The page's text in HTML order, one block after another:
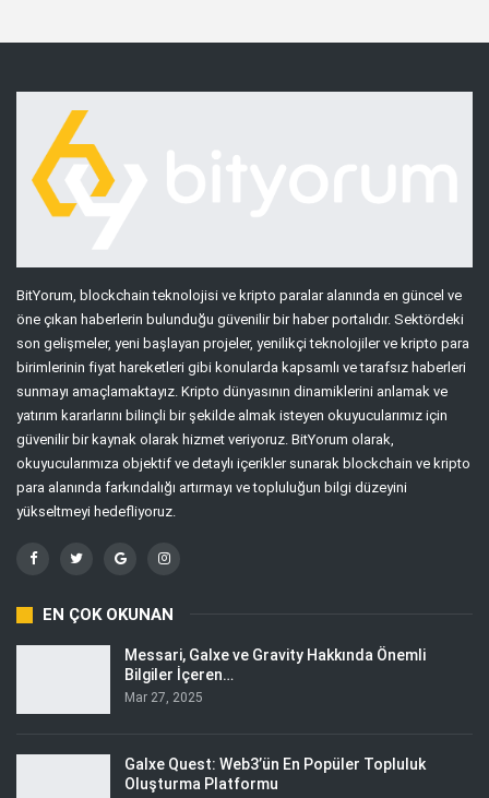
BitYorum, blockchain teknolojisi ve kripto paralar alanında en güncel ve
öne çıkan haberlerin bulunduğu güvenilir bir haber portalıdır. Sektördeki
son gelişmeler, yeni başlayan projeler, yenilikçi teknolojiler ve kripto para
birimlerinin fiyat hareketleri gibi konularda kapsamlı ve tarafsız haberleri
sunmayı amaçlamaktayız. Kripto dünyasının dinamiklerini anlamak ve
yatırım kararlarını bilinçli bir şekilde almak isteyen okuyucularımız için
güvenilir bir kaynak olarak hizmet veriyoruz. BitYorum olarak,
okuyucularımıza objektif ve detaylı içerikler sunarak blockchain ve kripto
para alanında farkındalığı artırmayı ve topluluğun bilgi düzeyini
yükseltmeyi hedefliyoruz.
EN ÇOK OKUNAN
Messari, Galxe ve Gravity Hakkında Önemli
Bilgiler İçeren…
Mar 27, 2025
Galxe Quest: Web3’ün En Popüler Topluluk
Oluşturma Platformu